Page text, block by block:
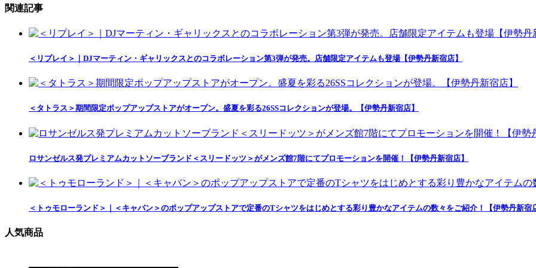
関連記事
＜リプレイ＞｜DJマーティン・ギャリックスとのコラボレーション第3弾が発売。店舗限定アイテムも登場【伊勢丹新宿店】
＜タトラス＞期間限定ポップアップストアがオープン。盛夏を彩る26SSコレクションが登場。【伊勢丹新宿店】
ロサンゼルス発プレミアムカットソーブランド＜スリードッツ＞がメンズ館7階にてプロモーションを開催！【伊勢丹新宿店】
＜トゥモローランド＞｜＜キャバン＞のポップアップストアで定番のTシャツをはじめとする彩り豊かなアイテムの数々をご紹介！【伊勢丹新宿
人気商品